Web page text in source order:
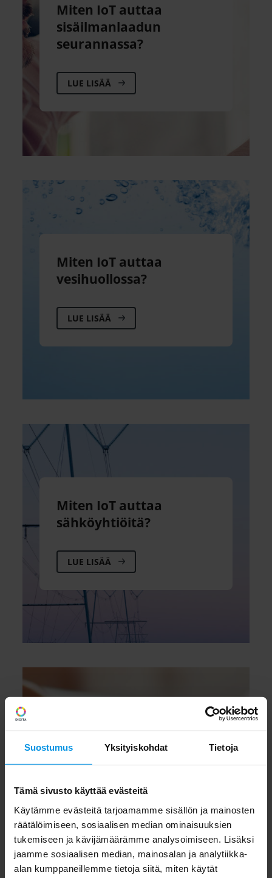
Suostumus Yksityiskohdat Tietoja
Tämä sivusto käyttää evästeitä
Käytämme evästeitä tarjoamamme sisällön ja mainosten
räätälöimiseen, sosiaalisen median ominaisuuksien
tukemiseen ja kävijämäärämme analysoimiseen. Lisäksi
jaamme sosiaalisen median, mainosalan ja analytiikka-
alan kumppaneillemme tietoja siitä, miten käytät
Miten IoT auttaa
sisäilmanlaadun
seurannassa?
LUE LISÄÄ
Miten IoT auttaa
vesihuollossa?
LUE LISÄÄ
Miten IoT auttaa
sähköyhtiöitä?
LUE LISÄÄ
Paikantaminen IoT:n
avulla
LUE LISÄÄ